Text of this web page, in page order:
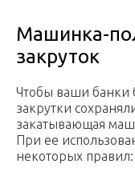
Машинка-
закруток
Чтобы ваши банки
закрутки
закатывающая
При ее
некоторых правил: